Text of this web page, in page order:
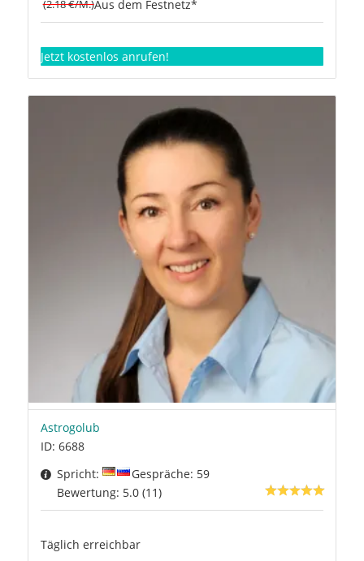
(2.18 €/M.)Aus dem Festnetz*
Jetzt kostenlos anrufen!
Astrogolub
ID: 6688
Spricht:
Gespräche: 59
Bewertung: 5.0 (11)
Täglich erreichbar